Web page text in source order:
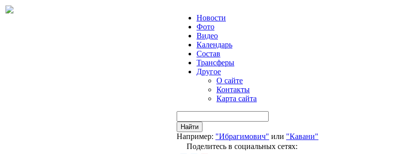
Новости
Фото
Видео
Календарь
Состав
Трансферы
Другое
О сайте
Контакты
Карта сайта
Найти
Например: "Ибрагимович" или "Кавани"
Поделитесь в социальных сетях: